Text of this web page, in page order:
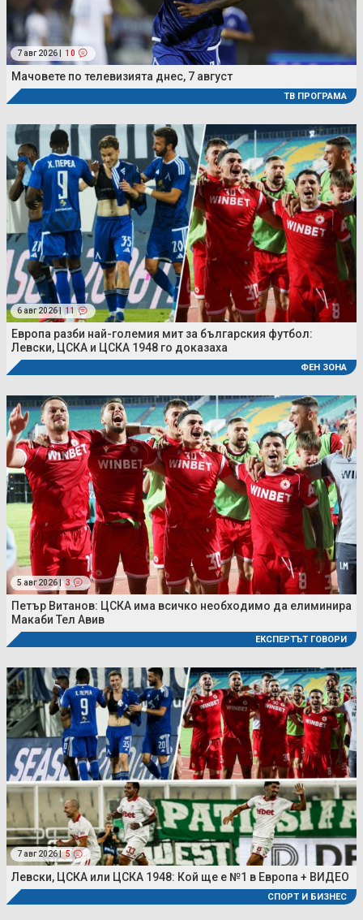
7 авг 2026 | 10
Мачовете по телевизията днес, 7 август
ТВ ПРОГРАМА
6 авг 2026 | 11
Европа разби най-големия мит за българския футбол:
Левски, ЦСКА и ЦСКА 1948 го доказаха
ФЕН ЗОНА
5 авг 2026 | 3
Петър Витанов: ЦСКА има всичко необходимо да елиминира
Макаби Тел Авив
ЕКСПЕРТЪТ ГОВОРИ
7 авг 2026 | 5
Левски, ЦСКА или ЦСКА 1948: Кой ще е №1 в Европа + ВИДЕО
СПОРТ И БИЗНЕС